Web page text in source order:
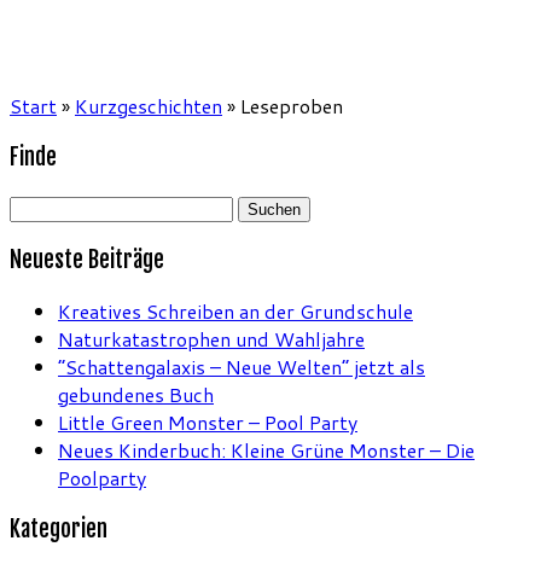
Start» Kurzgeschichten » Leseproben
Finde
Suchen
Neueste Beiträge
Kreatives Schreiben an der Grundschule
Naturkatastrophen und Wahljahre
“Schattengalaxis – Neue Welten” jetzt als
gebundenes Buch
Little Green Monster – Pool Party
Neues Kinderbuch: Kleine Grüne Monster – Die
Poolparty
Kategorien